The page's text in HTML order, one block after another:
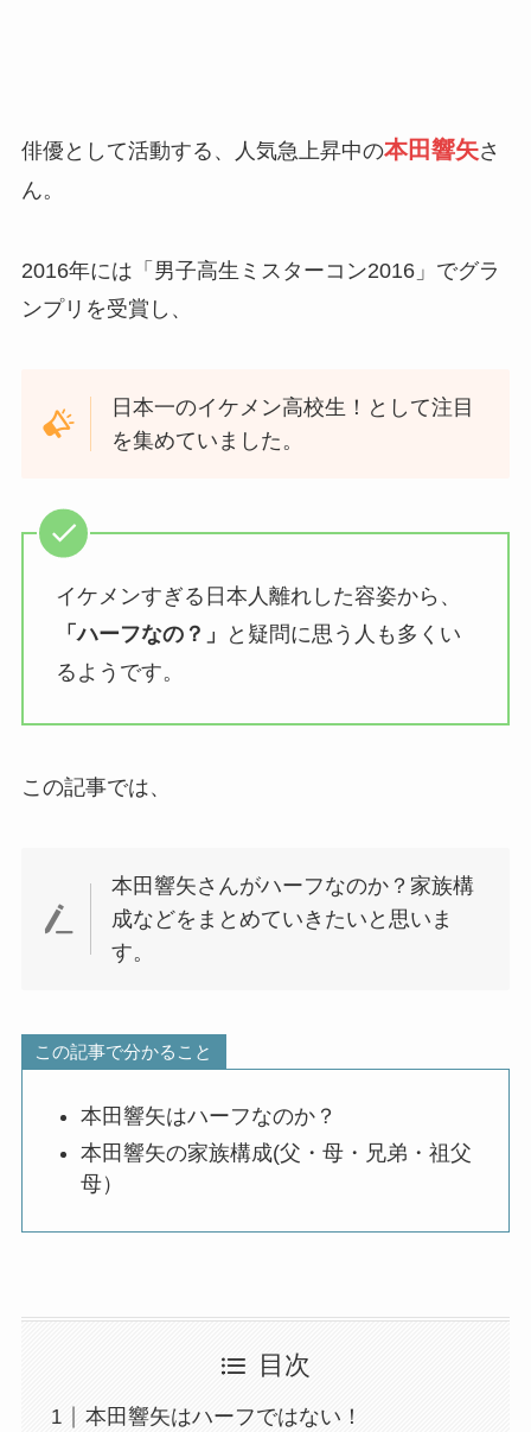
俳優として活動する、人気急上昇中の本田響矢さ
ん。
2016年には「男子高生ミスターコン2016」でグラ
ンプリを受賞し、
日本一のイケメン高校生！として注目
を集めていました。
イケメンすぎる日本人離れした容姿から、
「ハーフなの？」
と疑問に思う人も多くい
るようです。
この記事では、
本田響矢さんがハーフなのか？家族構
成などをまとめていきたいと思いま
す。
この記事で分かること
本田響矢はハーフなのか？
本田響矢の家族構成(父・母・兄弟・祖父
母）
目次
本田響矢はハーフではない！